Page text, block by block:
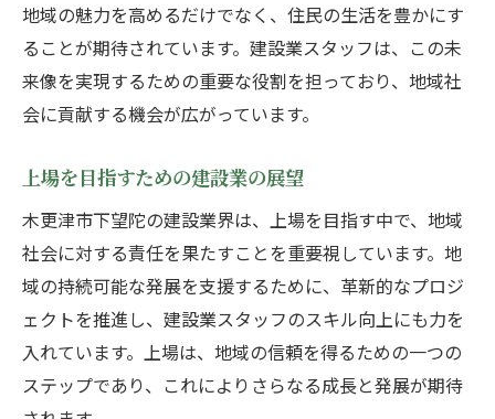
地域の魅力を高めるだけでなく、住民の生活を豊かにす
ることが期待されています。建設業スタッフは、この未
来像を実現するための重要な役割を担っており、地域社
会に貢献する機会が広がっています。
上場を目指すための建設業の展望
木更津市下望陀の建設業界は、上場を目指す中で、地域
社会に対する責任を果たすことを重要視しています。地
域の持続可能な発展を支援するために、革新的なプロジ
ェクトを推進し、建設業スタッフのスキル向上にも力を
入れています。上場は、地域の信頼を得るための一つの
ステップであり、これによりさらなる成長と発展が期待